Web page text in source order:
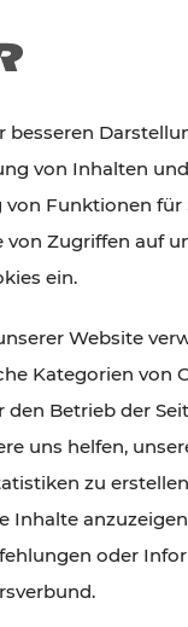
und das
Kultur und
purer
mit den Ticket-
VOR gut und
besseren
von Inhalten
Funktionen für
von Zugriffen auf
ein.
Website
Kategorien von
den Betrieb der
uns helfen,
zu
Inhalte
oder